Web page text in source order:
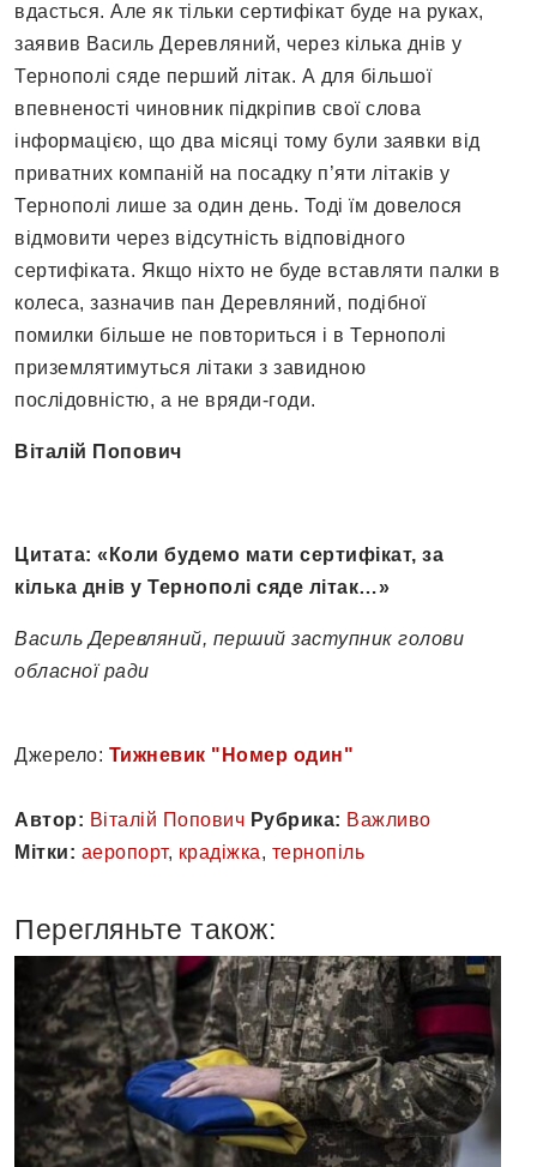
вдасться. Але як тільки сертифікат буде на руках,
заявив Василь Деревляний, через кілька днів у
Тернополі сяде перший літак. А для більшої
впевненості чиновник підкріпив свої слова
інформацією, що два місяці тому були заявки від
приватних компаній на посадку п’яти літаків у
Тернополі лише за один день. Тоді їм довелося
відмовити через відсутність відповідного
сертифіката. Якщо ніхто не буде вставляти палки в
колеса, зазначив пан Деревляний, подібної
помилки більше не повториться і в Тернополі
приземлятимуться літаки з завидною
послідовністю, а не вряди-годи.
Віталій Попович
Цитата: «Коли будемо мати сертифікат, за
кілька днів у Тернополі сяде літак…»
Василь Деревляний, перший заступник голови
обласної ради
Джерело: Тижневик "Номер один"
Автор: Віталій Попович Рубрика: Важливо
Мітки: аеропорт, крадіжка, тернопіль
Перегляньте також: